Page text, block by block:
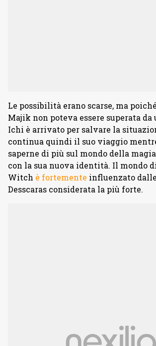
Le possibilità erano scarse, ma
Majik non poteva essere superata da
Ichi è arrivato per salvare la
continua quindi il suo viaggio
saperne di più sul mondo della
con la sua nuova identità. Il mondo
Witch è fortemente influenzato
Desscaras considerata la più forte.